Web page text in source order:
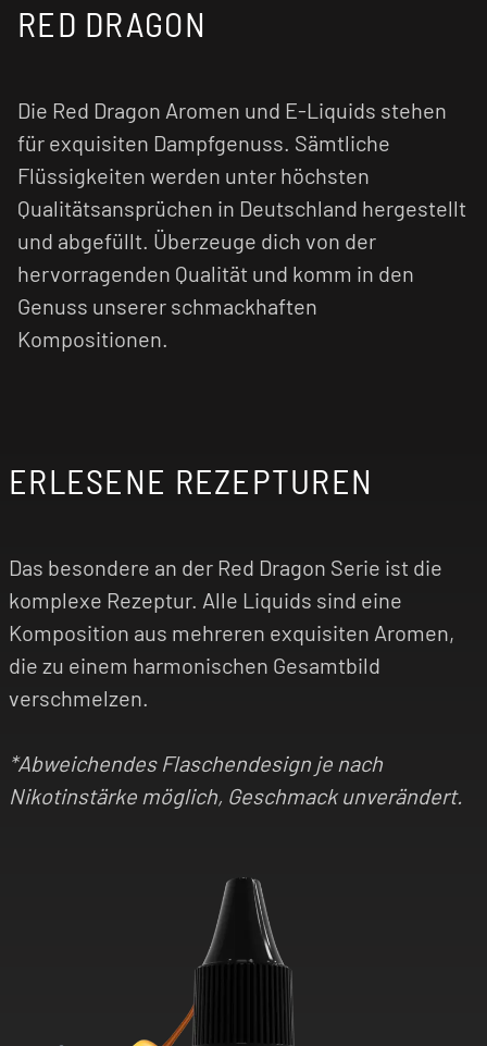
RED DRAGON
Die Red Dragon Aromen und E-Liquids stehen
für exquisiten Dampfgenuss. Sämtliche
Flüssigkeiten werden unter höchsten
Qualitätsansprüchen in Deutschland hergestellt
und abgefüllt. Überzeuge dich von der
hervorragenden Qualität und komm in den
Genuss unserer schmackhaften
Kompositionen.
ERLESENE REZEPTUREN
Das besondere an der Red Dragon Serie ist die
komplexe Rezeptur. Alle Liquids sind eine
Komposition aus mehreren exquisiten Aromen,
die zu einem harmonischen Gesamtbild
verschmelzen.
*Abweichendes Flaschendesign je nach
Nikotinstärke möglich, Geschmack unverändert.